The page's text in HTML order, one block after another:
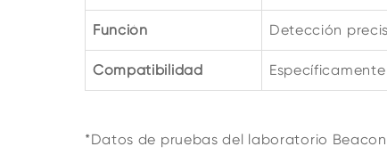
Función Detección
Compatibilidad
*Datos de pruebas del laboratorio Beacon